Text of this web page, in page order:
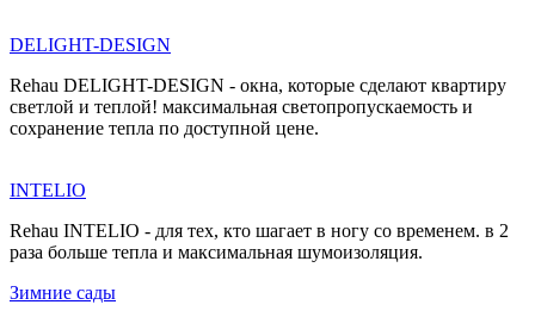
DELIGHT-DESIGN
Rehau DELIGHT-DESIGN - окна, которые сделают квартиру
светлой и теплой! максимальная светопропускаемость и
сохранение тепла по доступной цене.
INTELIO
Rehau INTELIO - для тех, кто шагает в ногу со временем. в 2
раза больше тепла и максимальная шумоизоляция.
Зимние сады